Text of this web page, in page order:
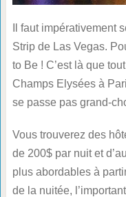
Il faut impérativement
Strip de Las Vegas.
to Be ! C’est là que
Champs Elysées à
se passe pas grand-
Vous trouverez des
de 200$ par nuit et
plus abordables à
de la nuitée,